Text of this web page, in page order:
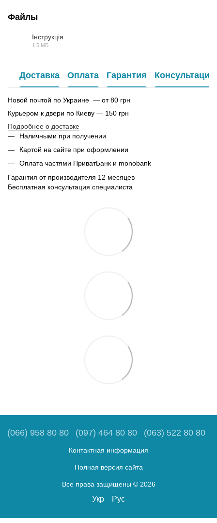
Файлы
Інструкція
1.5 МБ
Доставка Оплата Гарантия Консультация
Новой почтой по Украине — от 80 грн
Курьером к двери по Киеву — 150 грн
Подробнее о доставке
Наличными при получении
Картой на сайте при оформлении
Оплата частями ПриватБанк и monobank
Гарантия от производителя 12 месяцев
Бесплатная консультация специалиста
(066) 958 80 80 (097) 464 80 80 (063) 522 80 80
Контактная информация
Полная версия сайта
Все права защищены © 2026
Укр Рус